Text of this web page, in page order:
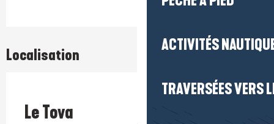
ACTIVITÉS
TRAVERSÉES VERS
Localisation
Le Tova
Prestataire engagé dans une démarche environnementale